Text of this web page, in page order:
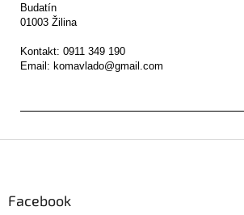
Budatín
01003 Žilina
Kontakt: 0911 349 190
Facebook